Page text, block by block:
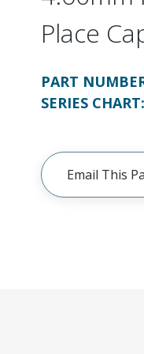
Place
PART
SERIES CHART:
Email This